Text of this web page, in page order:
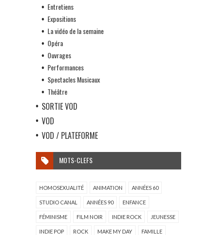
Entretiens
Expositions
La vidéo de la semaine
Opéra
Ouvrages
Performances
Spectacles Musicaux
Théâtre
SORTIE VOD
VOD
VOD / PLATEFORME
MOTS-CLEFS
HOMOSEXUALITÉ ANIMATION ANNÉES 60
STUDIO CANAL ANNÉES 90 ENFANCE
FÉMINISME FILM NOIR INDIE ROCK JEUNESSE
INDIE POP ROCK MAKE MY DAY FAMILLE